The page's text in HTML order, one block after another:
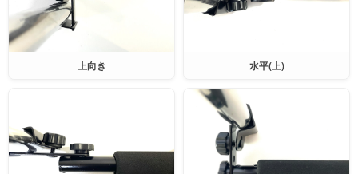
上向き 水平(上)